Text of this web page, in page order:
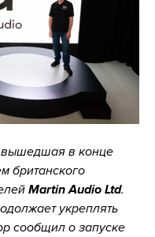
в конце
британского
Martin Audio Ltd.
укреплять
сообщил о запуске